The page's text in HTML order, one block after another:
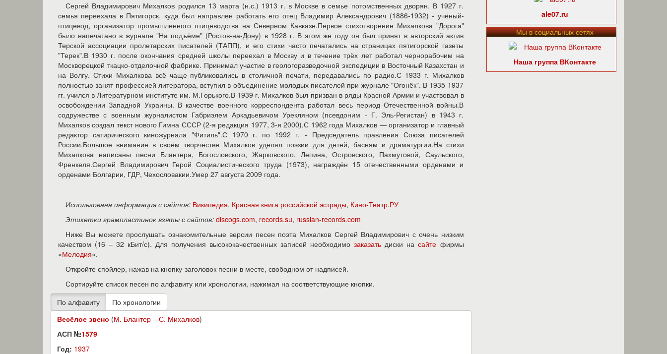
Сергей Владимирович Михалков родился 13 марта (н.с.) 1913 г. в Москве в семье потомственных дворян. В 1927 г.
семья переехала в Пятигорск, куда был направлен работать его отец Владимир Александрович (1886-1932) - учёный-
птицевод, организатор промышленного птицеводства на Северном Кавказе.Первое стихотворение Михалкова "Дорога"
было напечатано в журнале "На подъёме" (Ростов-на-Дону) в 1928 г. В этом же году он был принят в авторский актив
Терской ассоциации пролетарских писателей (ТАПП), и его стихи часто печатались на страницах пятигорской газеты
"Терек".В 1930 г. после окончания средней школы переехал в Москву и в течение трёх лет работал чернорабочим на
Москворецкой ткацко-отделочной фабрике. Принимал участие в геологоразведочной экспедиции в Восточный Казахстан и
на Волгу. Стихи Михалкова всё чаще публиковались в столичной печати, передавались по радио.С 1933 г. Михалков
полностью занят профессией литератора, вступил в объединение молодых писателей при журнале "Огонёк". В 1935-1937
гг. учился в Литературном институте им. М.Горького.В 1939 г. Михалков был призван в ряды Красной Армии и участвовал в
освобождении Западной Украины. В качестве военного корреспондента работал весь период Отечественной войны.В
содружестве с военным журналистом Габриэлем Аркадьевичом Урекляном (псевдоним - Г. Эль-Регистан) в 1943 г.
Михалков создал текст нового Гимна СССР (2-я редакция 1977, 3-я 2000).С 1962 года Михалков — организатор и главный
редактор сатирического киножурнала "Фитиль".С 1970 г. по 1992 г. - Председатель правления Союза писателей
России.Большое внимание в своём творчестве Михалков уделял поэзии для детей, басням и драматургии.На стихи
Михалкова написаны песни Блантера, Богословского, Жарковского, Лепина, Островского, Пахмутовой, Саульского,
Френкеля.Сергей Владимирович Герой Социалистического труда (1973), награждён 15 отечественными орденами и
орденами Болгарии, ГДР, Чехословакии.Умер 27 августа 2009 года.
Использована информация с сайтов: Википедия, Красная книга российской эстрады, Кино-Театр.РУ
Этикетки грампластинок взяты с сайтов: discogs.com, records.su, russian-records.com
Ниже Вы можете прослушать ознакомительные версии песен поэта Михалков Сергей Владимирович с очень низким
качеством (16 – 32 кБит/с). Для получения высококачественных записей необходимозаказать диски насайте фирмы
«Мелодия».
Откройте спойлер, нажав на кнопку-заголовок песни в месте, свободном от надписей.
Сортируйте список песен по алфавиту или хронологии, нажимая на соответствующие кнопки.
Весёлое звено (М. Блантер – С. Михалков)
АСП №1579
Год: 1937
ale07.ru
Мы в социальных сетях
Наша группа ВКонтакте